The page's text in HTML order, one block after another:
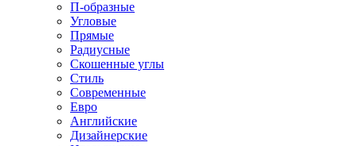
П-образные
Угловые
Прямые
Радиусные
Скошенные углы
Стиль
Современные
Евро
Английские
Дизайнерские